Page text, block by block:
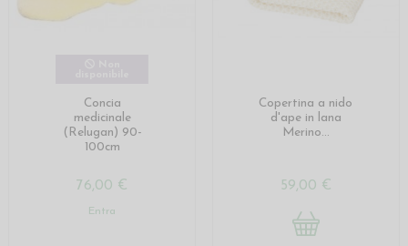
Concia
medicinale
(Relugan) 90-
100cm
76,00 €
Entra
Copertina a nido
d'ape in lana
Merino...
59,00 €